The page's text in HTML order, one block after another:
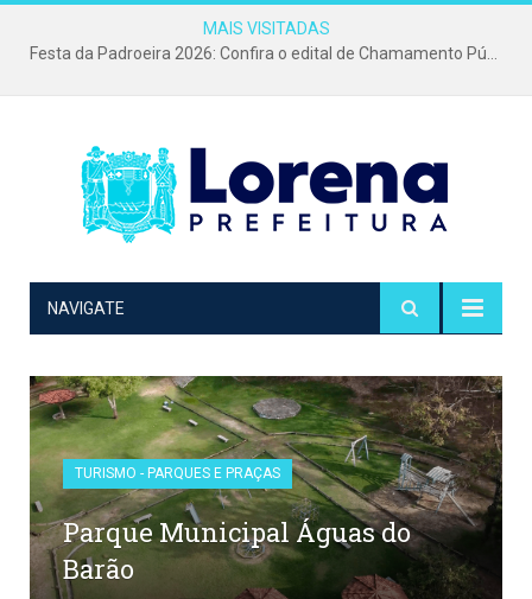
MAIS VISITADAS
Festa da Padroeira 2026: Confira o edital de Chamamento Público para o evento mais tradicional da cidade!
NAVIGATE
TURISMO - PARQUES E PRAÇAS
Parque Municipal Águas do
Barão